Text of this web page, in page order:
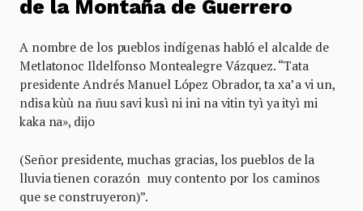
de la Montaña de Guerrero
A nombre de los pueblos indígenas habló el alcalde de
Metlatonoc Ildelfonso Montealegre Vázquez. “Tata
presidente Andrés Manuel López Obrador, ta xa’a vi un,
ndisa kùù na ñuu savi kusì ni ini na vitin tyì ya ityì mi
kaka na», dijo
(Señor presidente, muchas gracias, los pueblos de la
lluvia tienen corazón muy contento por los caminos
que se construyeron)”.